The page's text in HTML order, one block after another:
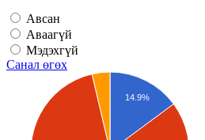
Авсан
Аваагүй
Мэдэхгүй
Санал өгөх
14.9%